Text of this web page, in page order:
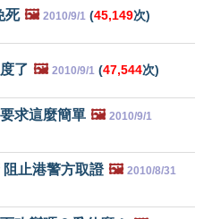
死 🖼️ 2010/9/1 (45,149次)
了 🖼️ 2010/9/1 (47,544次)
求這麼簡單 🖼️ 2010/9/1
止港警方取證 🖼️ 2010/8/31